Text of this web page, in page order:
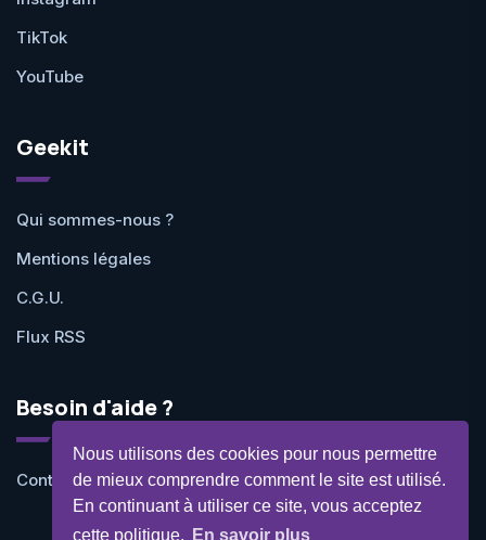
Nous utilisons des cookies pour nous permettre
de mieux comprendre comment le site est utilisé.
En continuant à utiliser ce site, vous acceptez
cette politique.
En savoir plus
TikTok
YouTube
Geekit
Qui sommes-nous ?
Mentions légales
C.G.U.
Flux RSS
Besoin d'aide ?
Contactez-nous